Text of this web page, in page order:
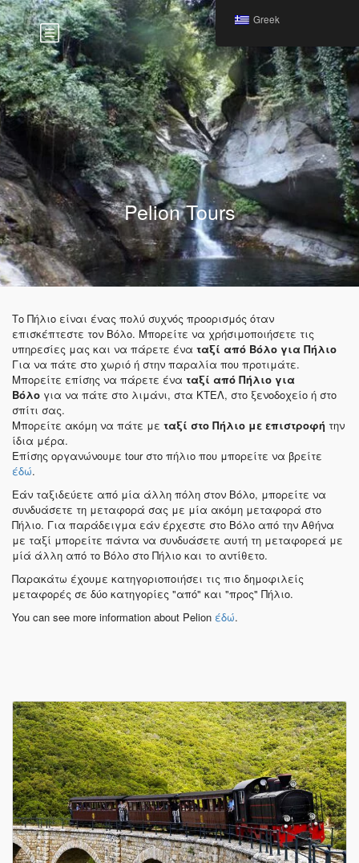
Pelion Tours
Το Πήλιο είναι ένας πολύ συχνός προορισμός όταν
επισκέπτεστε τον Βόλο. Μπορείτε να χρήσιμοποιήσετε τις
υπηρεσίες μας και να πάρετε ένα ταξί από Βόλο για Πήλιο
Για να πάτε στο χωριό ή στην παραλία που προτιμάτε.
Μπορείτε επίσης να πάρετε ένα ταξί από Πήλιο για
Βόλο για να πάτε στο λιμάνι, στα ΚΤΕΛ, στο ξενοδοχείο ή στο
σπίτι σας.
Μπορείτε ακόμη να πάτε με ταξί στο Πήλιο με επιστροφή την
ίδια μέρα.
Επίσης οργανώνουμε tour στο πήλιο που μπορείτε να βρείτε
έδώ.
Εάν ταξιδεύετε από μία άλλη πόλη στον Βόλο, μπορείτε να
συνδυάσετε τη μεταφορά σας με μία ακόμη μεταφορά στο
Πήλιο. Για παράδειγμα εάν έρχεστε στο Βόλο από την Αθήνα
με ταξί μπορείτε πάντα να συνδυάσετε αυτή τη μεταφορεά με
μίά άλλη από το Βόλο στο Πήλιο και το αντίθετο.
Παρακάτω έχουμε κατηγοριοποιήσει τις πιο δημοφιλείς
μεταφορές σε δύο κατηγορίες "από" και "προς" Πήλιο.
You can see more information about Pelion έδώ.
Greek